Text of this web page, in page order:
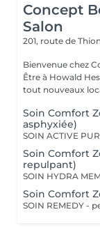
Concept
Salon
201, route de
Bienvenue chez Concept Beauté
Être à Howald
tout nouveaux
Soin Comfort
asphyxiée)
Soin Comfort
repulpant)
Soin Comfort